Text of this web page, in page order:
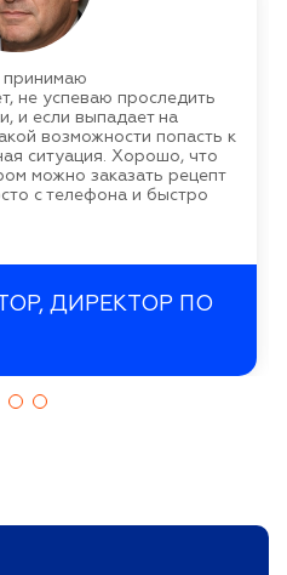
принимаю
не успеваю проследить
и если выпадает на
возможности попасть к
ситуация. Хорошо, что
можно заказать рецепт
с телефона и быстро
ДИРЕКТОР ПО